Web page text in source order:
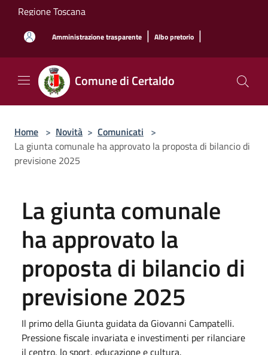
Salta al contenuto principale
Regione Toscana
Amministrazione trasparente | Albo pretorio |
Comune di Certaldo
Home > Novità > Comunicati >
La giunta comunale ha approvato la proposta di bilancio di
previsione 2025
La giunta comunale
ha approvato la
proposta di bilancio di
previsione 2025
Il primo della Giunta guidata da Giovanni Campatelli.
Pressione fiscale invariata e investimenti per rilanciare
il centro, lo sport, educazione e cultura.